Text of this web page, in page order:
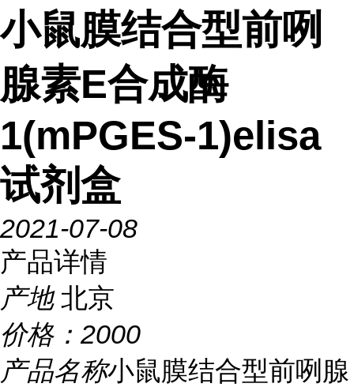
小鼠膜结合型前咧
腺素E合成酶
1(mPGES-1)elisa
试剂盒
2021-07-08
产品详情
产地 北京
价格： 2000
产品名称小鼠膜结合型前咧腺